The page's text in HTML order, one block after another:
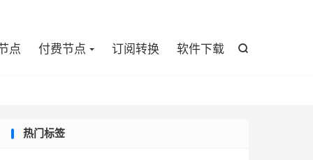

点 付费节点 订阅转换 软件下载
热门标签